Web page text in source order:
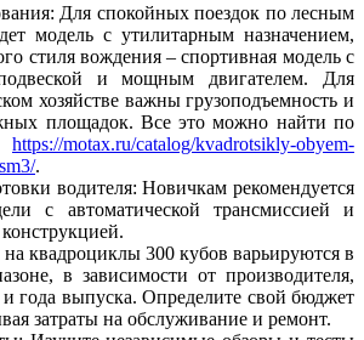
Для спокойных поездок по лесным
модель с утилитарным назначением,
стиля вождения – спортивная модель с
и мощным двигателем. Для
хозяйстве важны грузоподъемность и
площадок. Все это можно найти по
https://motax.ru/catalog/kvadrotsikly-obyem-
.
водителя: Новичкам рекомендуется
с автоматической трансмиссией и
квадроциклы 300 кубов варьируются в
в зависимости от производителя,
года выпуска. Определите свой бюджет
затраты на обслуживание и ремонт.